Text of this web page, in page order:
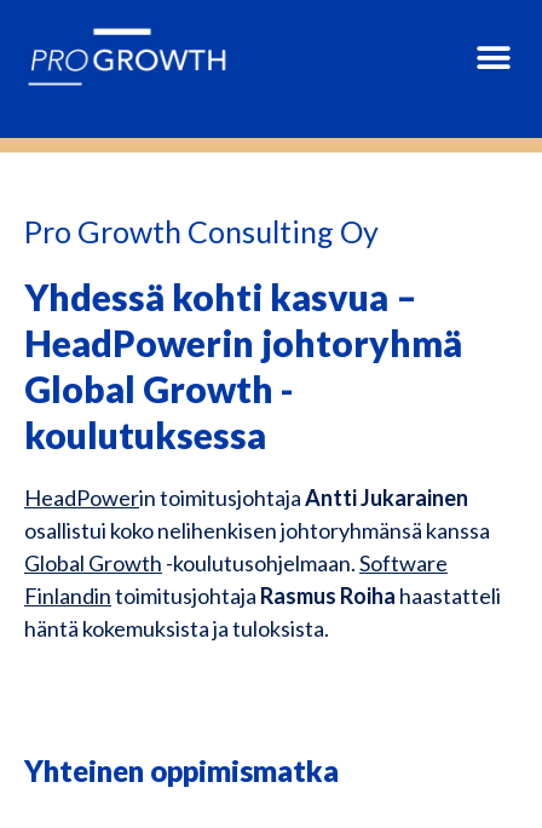
Pro Growth Consulting Oy
Yhdessä kohti kasvua –
HeadPowerin johtoryhmä
Global Growth -
koulutuksessa
HeadPowerin toimitusjohtajaAntti Jukarainen
osallistui koko nelihenkisen johtoryhmänsä kanssa
Global Growth -koulutusohjelmaan.Software
Finlandintoimitusjohtaja Rasmus Roiha haastatteli
häntä kokemuksista ja tuloksista.
Yhteinen oppimismatka